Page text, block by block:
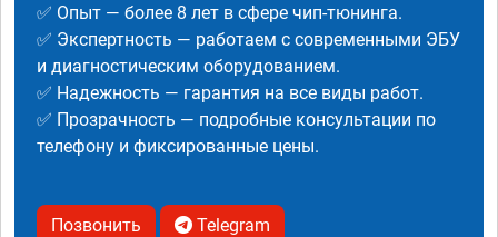
✅ Опыт — более 8 лет в сфере чип-тюнинга.
✅ Экспертность — работаем с современными ЭБУ
и диагностическим оборудованием.
✅ Надежность — гарантия на все виды работ.
✅ Прозрачность — подробные консультации по
телефону и фиксированные цены.
Позвонить Telegram